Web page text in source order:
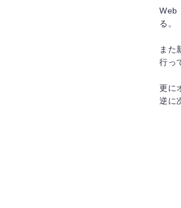
Web
る。
また
行っ
更に
逆に